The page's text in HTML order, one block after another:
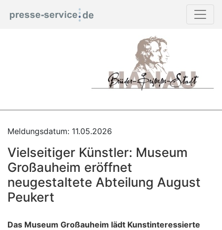
Meldungsdatum: 11.05.2026
Vielseitiger Künstler: Museum
Großauheim eröffnet
neugestaltete Abteilung August
Peukert
Das Museum Großauheim lädt Kunstinteressierte